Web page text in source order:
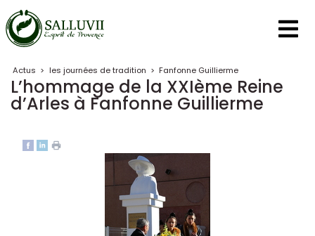
Panneau de gestion des cookies
Actus > les journées de tradition > Fanfonne Guillierme
L’hommage de la XXIème Reine
d’Arles à Fanfonne Guillierme